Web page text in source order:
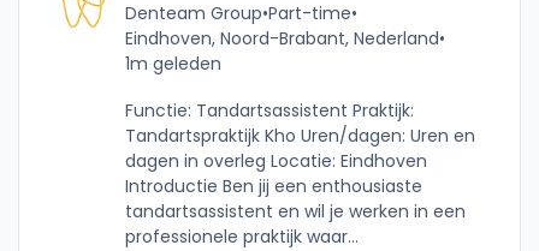
Denteam Group•Part-time•
Eindhoven, Noord-Brabant, Nederland•
1m geleden
Functie: Tandartsassistent Praktijk:
Tandartspraktijk Kho Uren/dagen: Uren en
dagen in overleg Locatie: Eindhoven
Introductie Ben jij een enthousiaste
tandartsassistent en wil je werken in een
professionele praktijk waar...